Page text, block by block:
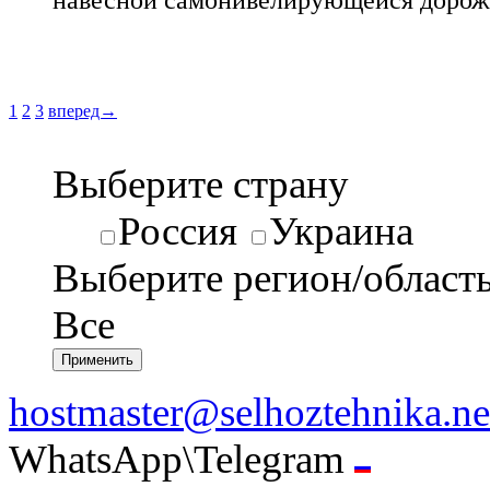
1 2 3 вперед→
Выберите страну
Россия
Украина
Выберите регион/
Все
WhatsApp\Telegram